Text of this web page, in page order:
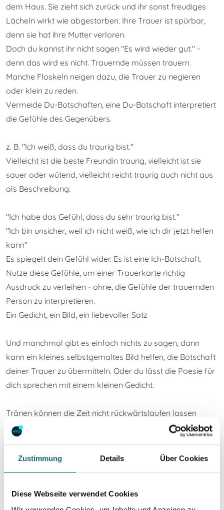
Zustimmung Details Über Cookies
Diese Webseite verwendet Cookies
dem Haus. Sie zieht sich zurück und ihr sonst freudiges
Lächeln wirkt wie abgestorben. Ihre Trauer ist spürbar,
denn sie hat ihre Mutter verloren.
Doch du kannst ihr nicht sagen "Es wird wieder gut." -
denn das wird es nicht. Trauernde müssen trauern.
Manche Floskeln neigen dazu, die Trauer zu negieren
oder klein zu reden.
Vermeide Du-Botschaften, eine Du-Botschaft interpretiert
die Gefühle des Gegenübers.
z. B. "Ich weiß, dass du traurig bist."
Vielleicht ist die beste Freundin traurig, vielleicht ist sie
sauer oder wütend, vielleicht reicht traurig auch nicht aus
als Beschreibung.
"Ich habe das Gefühl, dass du sehr traurig bist."
"Ich bin unsicher, weil ich nicht weiß, wie ich dir jetzt helfen
kann"
Es spiegelt dein Gefühl wider. Es ist eine Ich-Botschaft.
Nutze diese Gefühle, um einer Trauerkarte richtig
Ausdruck zu verleihen - ohne, die Gefühle der trauernden
Person zu interpretieren.
Ein Gedicht, ein Bild, ein liebevoller Satz
Und manchmal gibt es einfach nichts zu sagen, dann
kann ein kleines selbstgemaltes Bild helfen, die Botschaft
deiner Trauer zu übermitteln. Oder du lässt die Poesie für
dich sprechen mit einem kleinen Gedicht.
Tränen können die Zeit nicht rückwärtslaufen lassen
Ein Kuss, die Narben nicht heilt
So denk ich an - was war - was wird